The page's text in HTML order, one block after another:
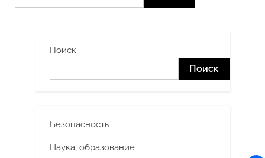
Поиск
Поиск
Безопасность
Наука, образование